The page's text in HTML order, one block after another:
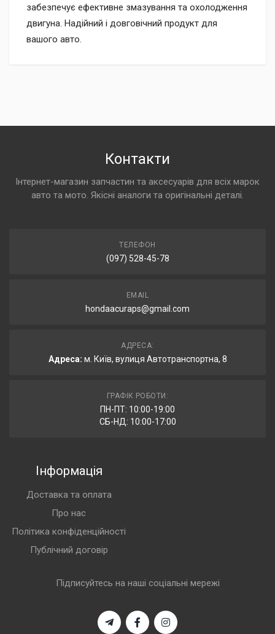
забезпечує ефективне змазування та охолодження
двигуна. Надійний і довговічний продукт для
вашого авто.
Контакти
Інтернет-магазин запчастин та аксесуарів для всіх марок
авто та мото. Якісні аналоги та оригінальні деталі.
ТЕЛЕФОН
(097) 528-45-78
EMAIL
hondaacuraps@gmail.com
АДРЕСА:
Адреса: м. Київ, вулиця Автотранспортна, 8
ГРАФІК РОБОТИ:
ПН-ПТ: 10:00-19:00
СБ-НД: 10:00-17:00
Інформація
Доставка та оплата
Про нас
Політика конфіденційності
Публічний договір
Підписуйтесь на наші соціальні мережі